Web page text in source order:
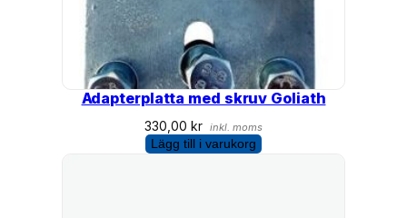
Adapterplatta med skruv Goliath
330,00 kr inkl. moms
Lägg till i varukorg